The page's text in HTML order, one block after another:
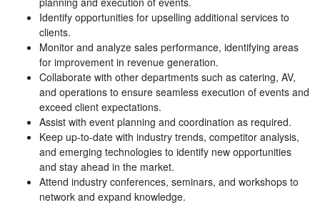
Identify opportunities for upselling additional services to
clients.
Monitor and analyze sales performance, identifying areas
for improvement in revenue generation.
Collaborate with other departments such as catering, AV,
and operations to ensure seamless execution of events and
exceed client expectations.
Assist with event planning and coordination as required.
Keep up-to-date with industry trends, competitor analysis,
and emerging technologies to identify new opportunities
and stay ahead in the market.
Attend industry conferences, seminars, and workshops to
network and expand knowledge.